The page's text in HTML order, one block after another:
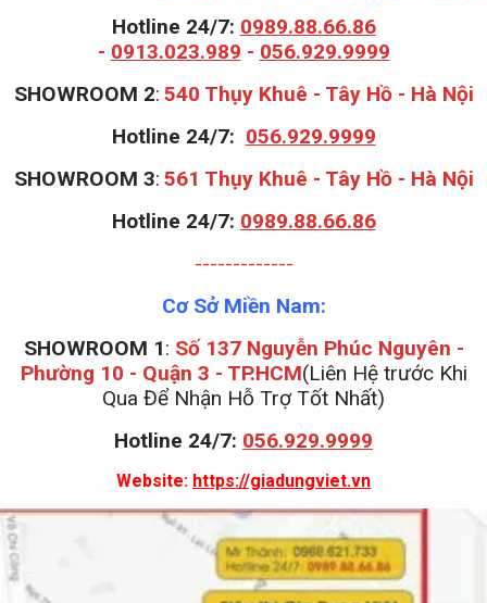
Hotline 24/7: 0989.88.66.86
- 0913.023.989 - 056.929.9999
SHOWROOM 2: 540 Thụy Khuê - Tây Hồ - Hà Nội
Hotline 24/7: 056.929.9999
SHOWROOM 3: 561 Thụy Khuê - Tây Hồ - Hà Nội
Hotline 24/7: 0989.88.66.86
-------------
Cơ Sở Miền Nam:
SHOWROOM 1: Số 137 Nguyễn Phúc Nguyên -
Phường 10 - Quận 3 - TP.HCM(Liên Hệ trước Khi
Qua Để Nhận Hỗ Trợ Tốt Nhất)
Hotline 24/7: 056.929.9999
Website: https://giadungviet.vn